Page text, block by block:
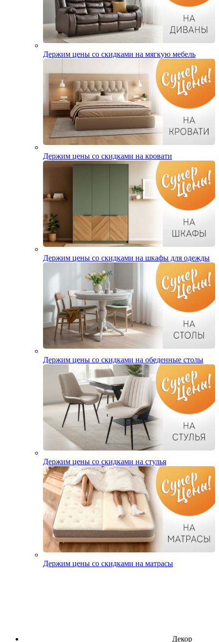
Держим цены со скидками на мягкую мебель
Держим цены со скидками на кровати
Держим цены со скидками на шкафы для одежды
Держим цены со скидками на обеденные столы
Держим цены со скидками на стулья
Держим цены со скидками на матрасы
Декор